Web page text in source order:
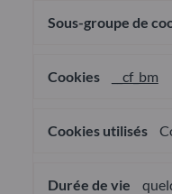
__cf_bm